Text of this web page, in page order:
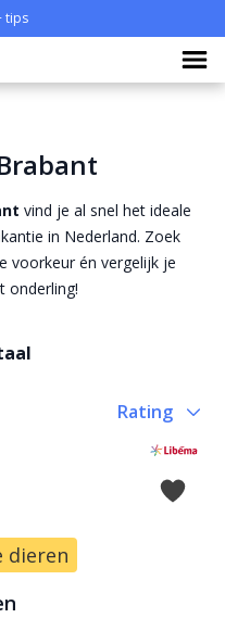
tips
vind je al snel het ideale
in Nederland. Zoek
voorkeur én vergelijk je
onderling!
dieren